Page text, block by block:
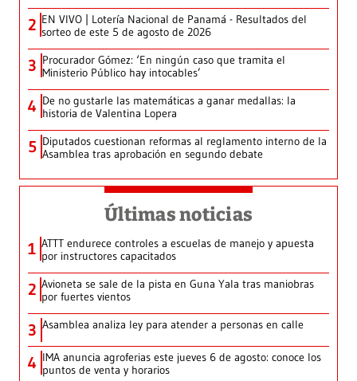
2 EN VIVO | Lotería Nacional de Panamá - Resultados del
sorteo de este 5 de agosto de 2026
3 Procurador Gómez: ‘En ningún caso que tramita el
Ministerio Público hay intocables’
4 De no gustarle las matemáticas a ganar medallas: la
historia de Valentina Lopera
5 Diputados cuestionan reformas al reglamento interno de la
Asamblea tras aprobación en segundo debate
Últimas noticias
1 ATTT endurece controles a escuelas de manejo y apuesta
por instructores capacitados
2 Avioneta se sale de la pista en Guna Yala tras maniobras
por fuertes vientos
3 Asamblea analiza ley para atender a personas en calle
4 IMA anuncia agroferias este jueves 6 de agosto: conoce los
puntos de venta y horarios